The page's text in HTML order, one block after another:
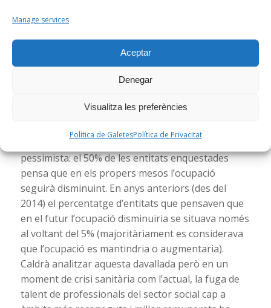
Manage services
Aceptar
Denegar
Visualitza les preferències
Política de GaletesPolítica de Privacitat
també el pagament d’interessos i altres despeses
La crisi de la Covid-19 ha provocat una davallada
de l’ocupació de gairebé el 10%
està reduint la capacitat de generar ocupació per
percepció de les entitats en aquesta matèria és
pessimista: el 50% de les entitats enquestades
pensa que en els propers mesos l’ocupació
seguirà disminuint. En anys anteriors (des del
2014) el percentatge d’entitats que pensaven que
en el futur l’ocupació disminuiria se situava només
al voltant del 5% (majoritàriament es considerava
que l’ocupació es mantindria o augmentaria).
Caldrà analitzar aquesta davallada però en un
moment de crisi sanitària com l’actual, la fuga de
talent de professionals del sector social cap a